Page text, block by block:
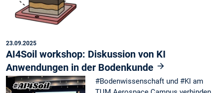
23.09.2025
AI4Soil workshop: Diskussion von KI
Anwendungen in der Bodenkunde
#Bodenwissenschaft und #KI am